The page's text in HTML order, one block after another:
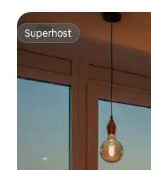
Superhost
Superhost